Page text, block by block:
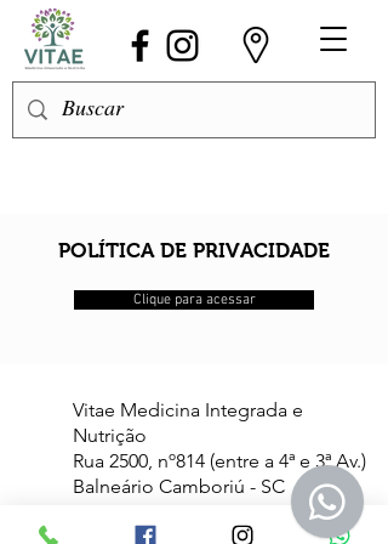
POLÍTICA DE PRIVACIDADE
Clique para acessar
Vitae Medicina Integrada e
Nutrição
Rua 2500, nº814 (entre a 4ª e 3ª Av.)
Balneário Camboriú - SC